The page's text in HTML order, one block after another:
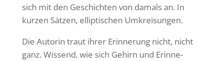
sich mit den Geschichten von damals an. In
kurzen Sätzen, ellip­ti­schen Umkreisungen.
Die Autorin traut ihrer Erin­ne­rung nicht, nicht
ganz. Wissend, wie sich Gehirn und Erin­ne­